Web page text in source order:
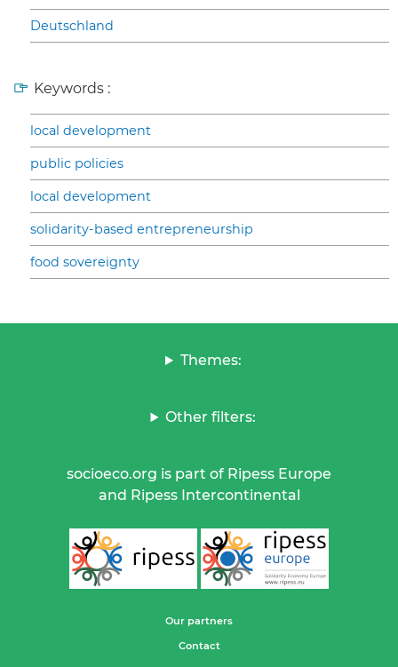
Deutschland
Keywords :
local development
public policies
local development
solidarity-based entrepreneurship
food sovereignty
Themes:
Other filters:
socioeco.org is part of Ripess Europe
and Ripess Intercontinental
Our partners
Contact